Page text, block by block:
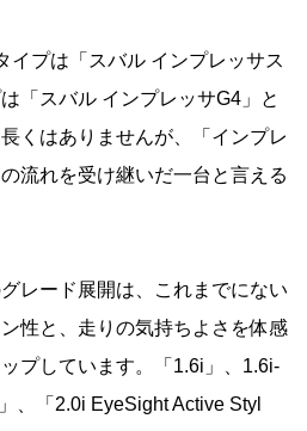
イプは「スバル インプレッサス
「スバル インプレッサG4」と
くはありませんが、「インプレ
流れを受け継いだ一台と言える
レード展開は、これまでにない
性と、走りの気持ちよさを体感
プしています。「1.6i」、1.6i-
、「2.0i EyeSight Active Styl